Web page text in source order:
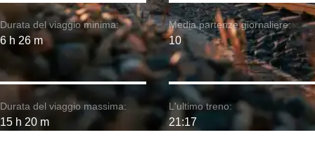
Durata del viaggio minima:
6 h 26 m
Durata del viaggio massima:
15 h 20 m
Media partenze giornaliere:
10
L'ultimo treno:
21:17